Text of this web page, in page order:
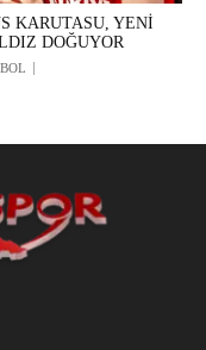
KARUTASU, YENİ
DOĞUYOR